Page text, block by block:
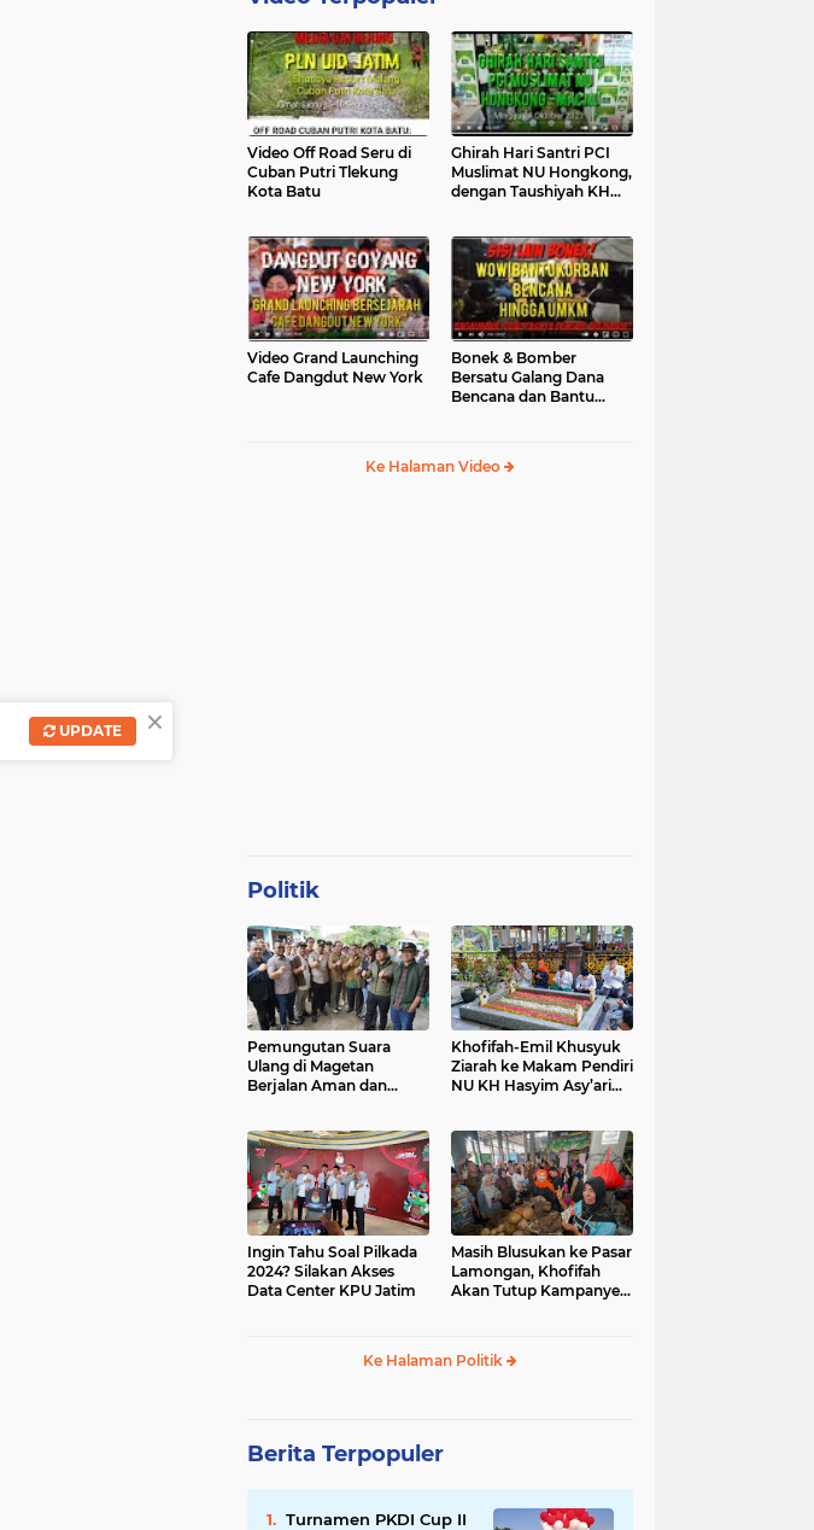
Video Off Road Seru di
Cuban Putri Tlekung
Kota Batu
Ghirah Hari Santri PCI
Muslimat NU Hongkong,
dengan Taushiyah KH
Video Grand Launching
Cafe Dangdut New York
Bonek & Bomber
Bersatu Galang Dana
Bencana dan Bantu
Ke Halaman Video
Politik
Pemungutan Suara
Ulang di Magetan
Berjalan Aman dan
Khofifah-Emil Khusyuk
Ziarah ke Makam Pendiri
NU KH Hasyim Asy’ari
Ingin Tahu Soal Pilkada
2024? Silakan Akses
Data Center KPU Jatim
Masih Blusukan ke Pasar
Lamongan, Khofifah
Akan Tutup Kampanye
Ke Halaman Politik
Berita Terpopuler
Turnamen PKDI Cup II
×
UPDATE